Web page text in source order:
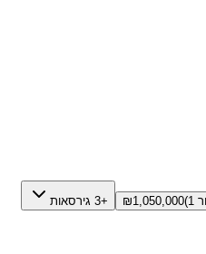
₪1,050,000 +3 גירסאות